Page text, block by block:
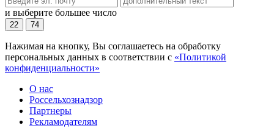
и выберите большее число
22 74
Нажимая на кнопку, Вы соглашаетесь на обработку
персональных данных в соответствии с «Политикой
конфиденциальности»
О нас
Россельхознадзор
Партнеры
Рекламодателям